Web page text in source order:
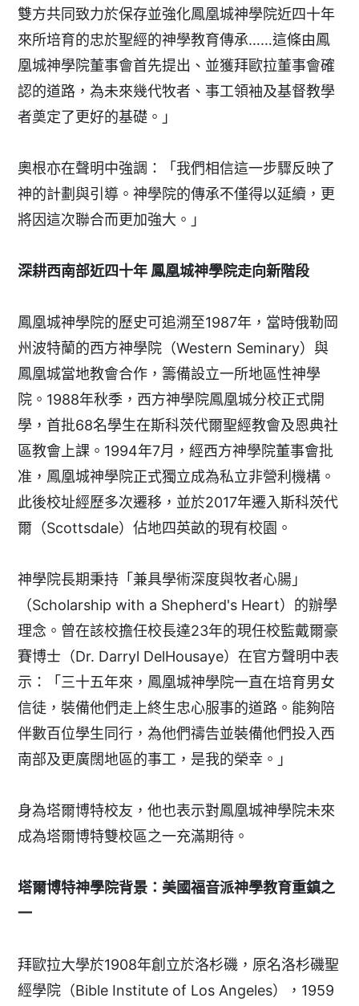
雙方共同致力於保存並強化鳳凰城神學院近四十年
來所培育的忠於聖經的神學教育傳承……這條由鳳
凰城神學院董事會首先提出、並獲拜歐拉董事會確
認的道路，為未來幾代牧者、事工領袖及基督教學
者奠定了更好的基礎。」
奧根亦在聲明中強調：「我們相信這一步驟反映了
神的計劃與引導。神學院的傳承不僅得以延續，更
將因這次聯合而更加強大。」
深耕西南部近四十年 鳳凰城神學院走向新階段
鳳凰城神學院的歷史可追溯至1987年，當時俄勒岡
州波特蘭的西方神學院（Western Seminary）與
鳳凰城當地教會合作，籌備設立一所地區性神學
院。1988年秋季，西方神學院鳳凰城分校正式開
學，首批68名學生在斯科茨代爾聖經教會及恩典社
區教會上課。1994年7月，經西方神學院董事會批
准，鳳凰城神學院正式獨立成為私立非營利機構。
此後校址經歷多次遷移，並於2017年遷入斯科茨代
爾（Scottsdale）佔地四英畝的現有校園。
神學院長期秉持「兼具學術深度與牧者心腸」
（Scholarship with a Shepherd's Heart）的辦學
理念。曾在該校擔任校長達23年的現任校監戴爾豪
賽博士（Dr. Darryl DelHousaye）在官方聲明中表
示：「三十五年來，鳳凰城神學院一直在培育男女
信徒，裝備他們走上終生忠心服事的道路。能夠陪
伴數百位學生同行，為他們禱告並裝備他們投入西
南部及更廣闊地區的事工，是我的榮幸。」
身為塔爾博特校友，他也表示對鳳凰城神學院未來
成為塔爾博特雙校區之一充滿期待。
塔爾博特神學院背景：美國福音派神學教育重鎮之
一
拜歐拉大學於1908年創立於洛杉磯，原名洛杉磯聖
經學院（Bible Institute of Los Angeles），1959